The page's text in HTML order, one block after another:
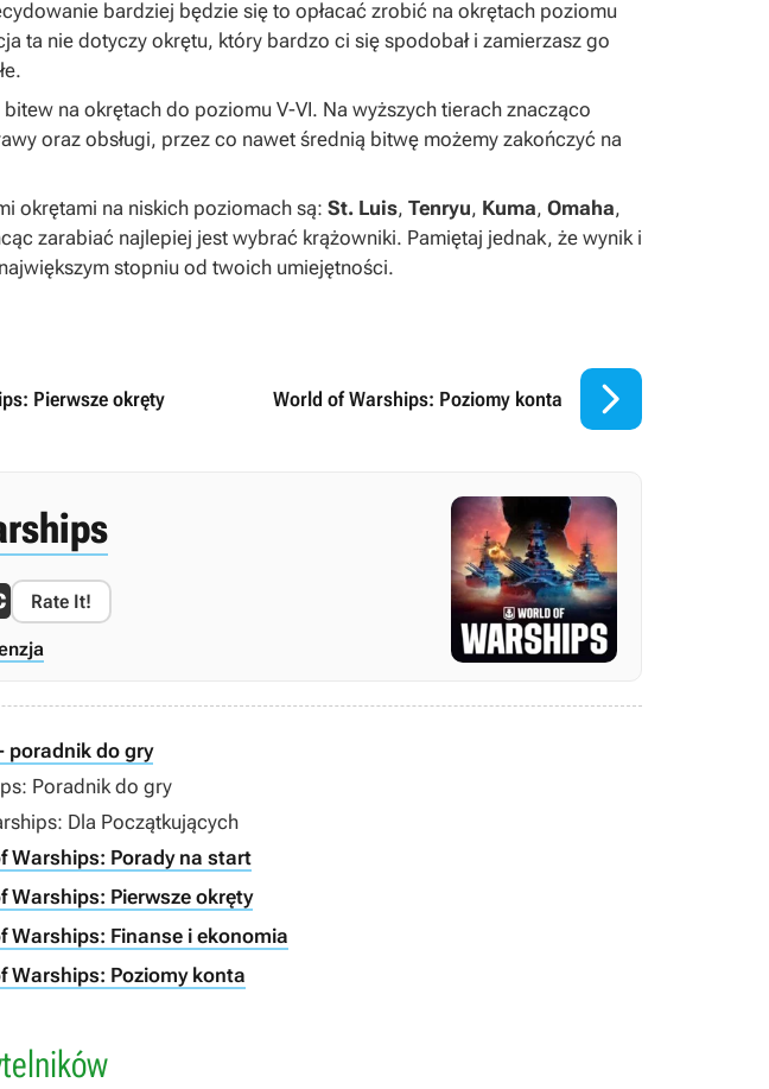
bardziej będzie się to opłacać zrobić na okrętach poziomu
ta nie dotyczy okrętu, który bardzo ci się spodobał i zamierzasz go
na okrętach do poziomu V-VI. Na wyższych tierach znacząco
oraz obsługi, przez co nawet średnią bitwę możemy zakończyć na
okrętami na niskich poziomach są: St. Luis, Tenryu, Kuma, Omaha,
zarabiać najlepiej jest wybrać krążowniki. Pamiętaj jednak, że wynik i
stopniu od twoich umiejętności.
Pierwsze okręty World of Warships: Poziomy konta 
Rate It!
poradnik do gry
Poradnik do gry
Dla Początkujących
Warships: Porady na start
Warships: Pierwsze okręty
Warships: Finanse i ekonomia
Warships: Poziomy konta